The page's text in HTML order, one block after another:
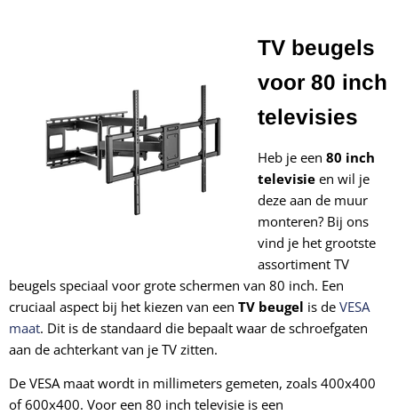
TV beugels
voor 80 inch
televisies
Heb je een 80 inch
televisie en wil je
deze aan de muur
monteren? Bij ons
vind je het grootste
assortiment TV
beugels speciaal voor grote schermen van 80 inch. Een
cruciaal aspect bij het kiezen van een TV beugel is de VESA
maat. Dit is de standaard die bepaalt waar de schroefgaten
aan de achterkant van je TV zitten.
De VESA maat wordt in millimeters gemeten, zoals 400x400
of 600x400. Voor een 80 inch televisie is een